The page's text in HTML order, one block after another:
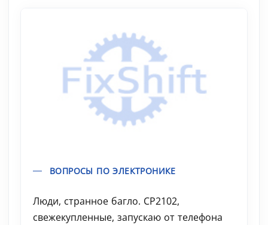
ВОПРОСЫ ПО ЭЛЕКТРОНИКЕ
Люди, странное багло. CP2102,
свежекупленные, запускаю от телефона